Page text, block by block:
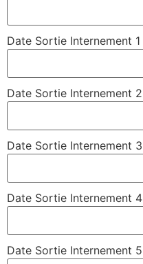
Date Sortie Internement 1
Date Sortie Internement 2
Date Sortie Internement 3
Date Sortie Internement 4
Date Sortie Internement 5